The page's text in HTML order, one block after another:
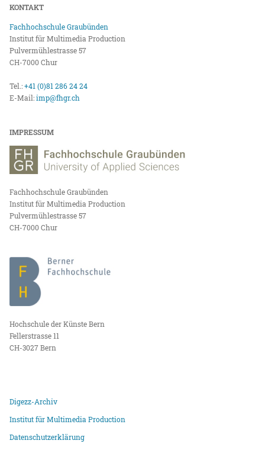
KONTAKT
Fachhochschule Graubünden
Institut für Multimedia Production
Pulvermühlestrasse 57
CH-7000 Chur
Tel.:+41 (0)81 286 24 24
E-Mail:imp@fhgr.ch
IMPRESSUM
Fachhochschule Graubünden
Institut für Multimedia Production
Pulvermühlestrasse 57
CH-7000 Chur
Hochschule der Künste Bern
Fellerstrasse 11
CH-3027 Bern
Digezz-Archiv
Institut für Multimedia Production
Datenschutzerklärung